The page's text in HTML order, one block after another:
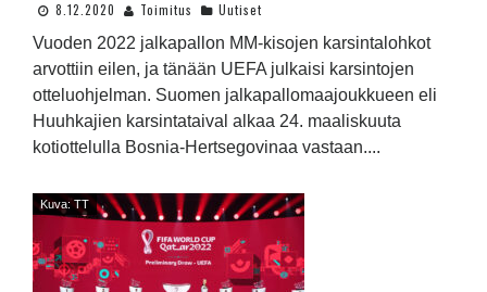
8.12.2020 Toimitus Uutiset
Vuoden 2022 jalkapallon MM-kisojen karsintalohkot
arvottiin eilen, ja tänään UEFA julkaisi karsintojen
otteluohjelman. Suomen jalkapallomaajoukkueen eli
Huuhkajien karsintataival alkaa 24. maaliskuuta
kotiottelulla Bosnia-Hertsegovinaa vastaan....
Kuva: TT